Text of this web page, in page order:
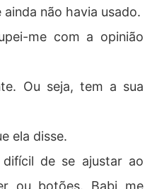
não havia usado.
me com a opinião
Ou seja, tem a sua
ela disse.
de se ajustar ao
ou botões. Babi me